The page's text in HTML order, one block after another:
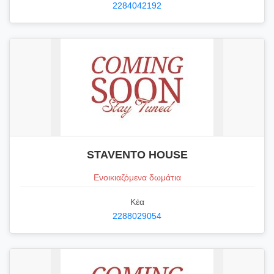
2284042192
STAVENTO HOUSE
Ενοικιαζόμενα δωμάτια
Κέα
2288029054